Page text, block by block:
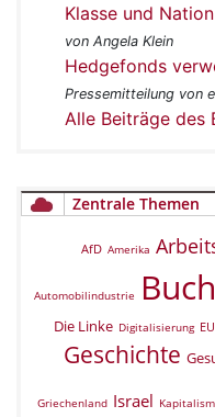
Klasse und
von Angela Klein
Hedgefonds
Pressemitteilung von
Alle Beiträge des
Zentrale Themen
AfD Amerika
Automobilindustrie Buch
Die Linke Digitalisierung EU
Geschichte
Griechenland Israel